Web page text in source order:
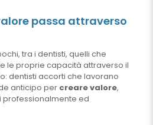
passa attraverso
tra i dentisti, quelli che
le proprie capacità attraverso il
dentisti accorti che lavorano
anticipo per creare valore,
professionalmente ed